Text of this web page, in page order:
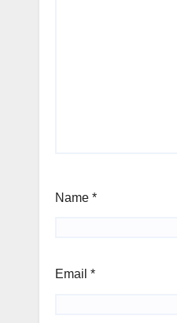
Name *
Email *